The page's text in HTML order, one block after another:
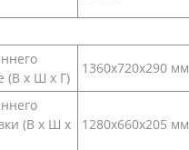
(В х Ш х Г)
1360х720х290 мм
(В х Ш х
1280х660х205 мм